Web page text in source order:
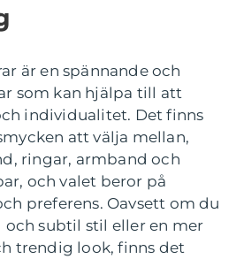
är en spännande och
som kan hjälpa till att
individualitet. Det finns
att välja mellan,
ringar, armband och
och valet beror på
preferens. Oavsett om du
och subtil stil eller en mer
trendig look, finns det